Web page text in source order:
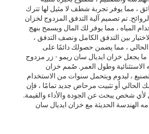
، مما يوفر تجربة شطف لا مثيل لها تترك
تم تصميم آلية التدفق المزدوج لخزان
المياه ، مما يوفر لك المال ويسمح بنهج
بين التدفق الكامل ونصف التدفق ،
، مما يضمن حصولك دائمًا على
يجعل خزان ايديال سان ريمو - زر مزدوج
وطول العمر. صُمم خزان
، ليدوم ويتحمل سنوات من الاستخدام
الحالي أو تثبيت مرحاض جديد تمامًا ، فإن
لأي شخص يبحث عن الجودة والأداء والقيمة.
الهندسة الحديثة مع خزان ايديال سان